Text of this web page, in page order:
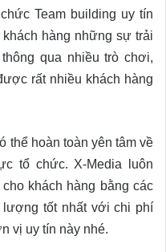
Team building uy tín
hàng những sự trải
qua nhiều trò chơi,
rất nhiều khách hàng
thể hoàn toàn yên tâm về
tổ chức. X-Media luôn
khách hàng bằng các
lượng tốt nhất với chi phí
vị uy tín này nhé.